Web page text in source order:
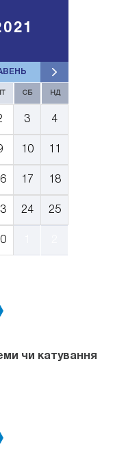
СБ НД
3 4
10 11
17 18
24 25
чи катування